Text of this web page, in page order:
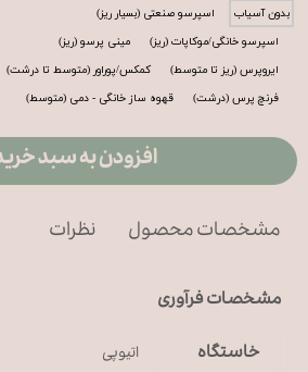
بدون آسیاب
اسپرسو صنعتی (بسیار ریز)
اسپرسو خانگی/موکاپات (ریز)
مینی پرسو (ریز)
ایروپرس (ریز تا متوسط)
کمکس/پوراور (متوسط تا درشت)
فرنچ پرس (درشت)
قهوه ساز خانگی - دمی (متوسط)
افزودن به سبد
مشخصات محصول نظرات
مشخصات فرآوری
خاستگاه اتیوپی